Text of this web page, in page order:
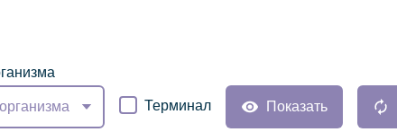
Терминал Показать